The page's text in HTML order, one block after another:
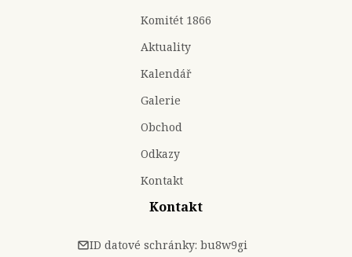
Komitét 1866
Aktuality
Kalendář
Galerie
Obchod
Odkazy
Kontakt
Kontakt
ID datové schránky: bu8w9gi